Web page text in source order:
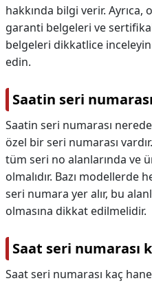
hakkında bilgi verir.
garanti belgeleri ve
belgeleri dikkatlice
edin.
Saatin seri
Saatin seri numarası
özel bir seri numarası
tüm seri no alanlarında ve
olmalıdır. Bazı modellerde
seri numara yer alır, bu
olmasına dikkat edilmelidir.
Saat seri numarası
Saat seri numarası kaç